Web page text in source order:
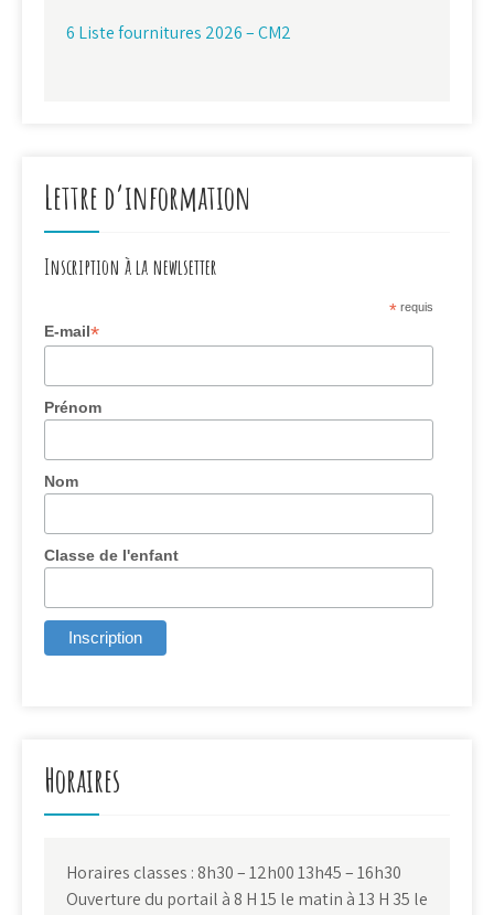
6 Liste fournitures 2026 – CM2
Lettre d’information
Inscription à la newlsetter
* requis
E-mail*
Prénom
Nom
Classe de l'enfant
Horaires
Horaires classes : 8h30 – 12h00 13h45 – 16h30
Ouverture du portail à 8 H 15 le matin à 13 H 35 le